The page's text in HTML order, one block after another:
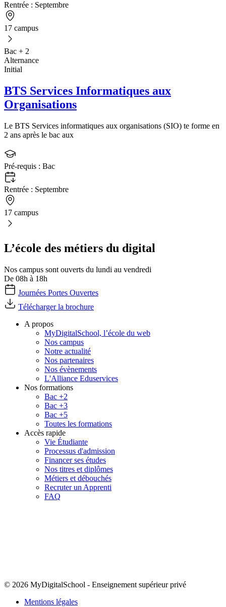
Rentrée : Septembre
17 campus
Bac + 2
Alternance
Initial
BTS Services Informatiques aux
Organisations
Le BTS Services informatiques aux organisations (SIO) te forme en
2 ans après le bac aux
Pré-requis : Bac
Rentrée : Septembre
17 campus
L’école des métiers du digital
Nos campus sont ouverts du lundi au vendredi
De 08h à 18h
Journées Portes Ouvertes
Télécharger la brochure
A propos
MyDigitalSchool, l’école du web
Nos campus
Notre actualité
Nos partenaires
Nos évènements
L'Alliance Eduservices
Nos formations
Bac +2
Bac +3
Bac +5
Toutes les formations
Accès rapide
Vie Étudiante
Processus d'admission
Financer ses études
Nos titres et diplômes
Métiers et débouchés
Recruter un Apprenti
FAQ
© 2026 MyDigitalSchool - Enseignement supérieur privé
Mentions légales